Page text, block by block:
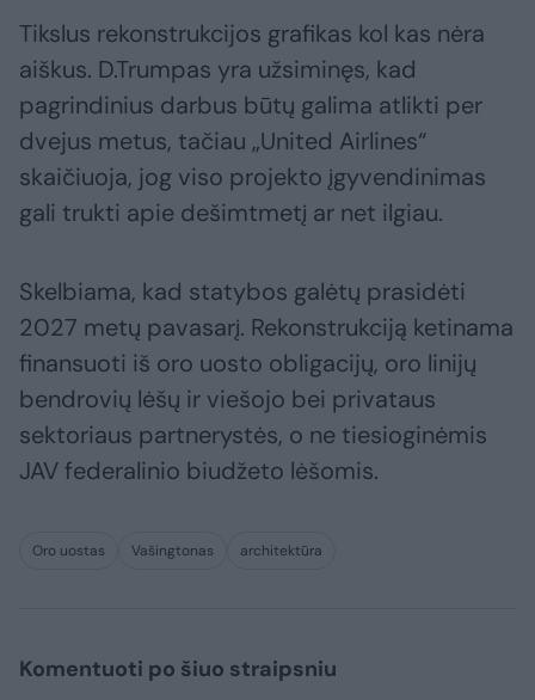
Tikslus rekonstrukcijos grafikas kol kas nėra
aiškus. D.Trumpas yra užsiminęs, kad
pagrindinius darbus būtų galima atlikti per
dvejus metus, tačiau „United Airlines“
skaičiuoja, jog viso projekto įgyvendinimas
gali trukti apie dešimtmetį ar net ilgiau.
Skelbiama, kad statybos galėtų prasidėti
2027 metų pavasarį. Rekonstrukciją ketinama
finansuoti iš oro uosto obligacijų, oro linijų
bendrovių lėšų ir viešojo bei privataus
sektoriaus partnerystės, o ne tiesioginėmis
JAV federalinio biudžeto lėšomis.
Oro uostas Vašingtonas architektūra
Komentuoti po šiuo straipsniu